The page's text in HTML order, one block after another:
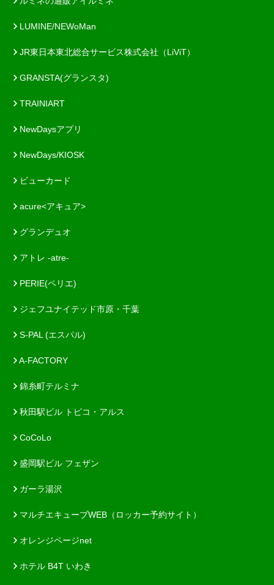
LUMINE/NEWoMan
JR東日本東北総合サービス株式会社（LiViT）
GRANSTA(グランスタ)
TRAINIART
NewDaysアプリ
NewDays/KIOSK
ビューカード
acure<アキュア>
グランデュオ
アトレ -atre-
PERIE(ペリエ)
ジェフユナイテッド市原・千葉
S-PAL (エスパル)
A-FACTORY
錦糸町テルミナ
秋田駅ビル トピコ・アルス
CoCoLo
盛岡駅ビル フェザン
ガーラ湯沢
マルチエキューブWEB（ロッカー予約サイト）
オレンジページnet
ホテル B4T いわき